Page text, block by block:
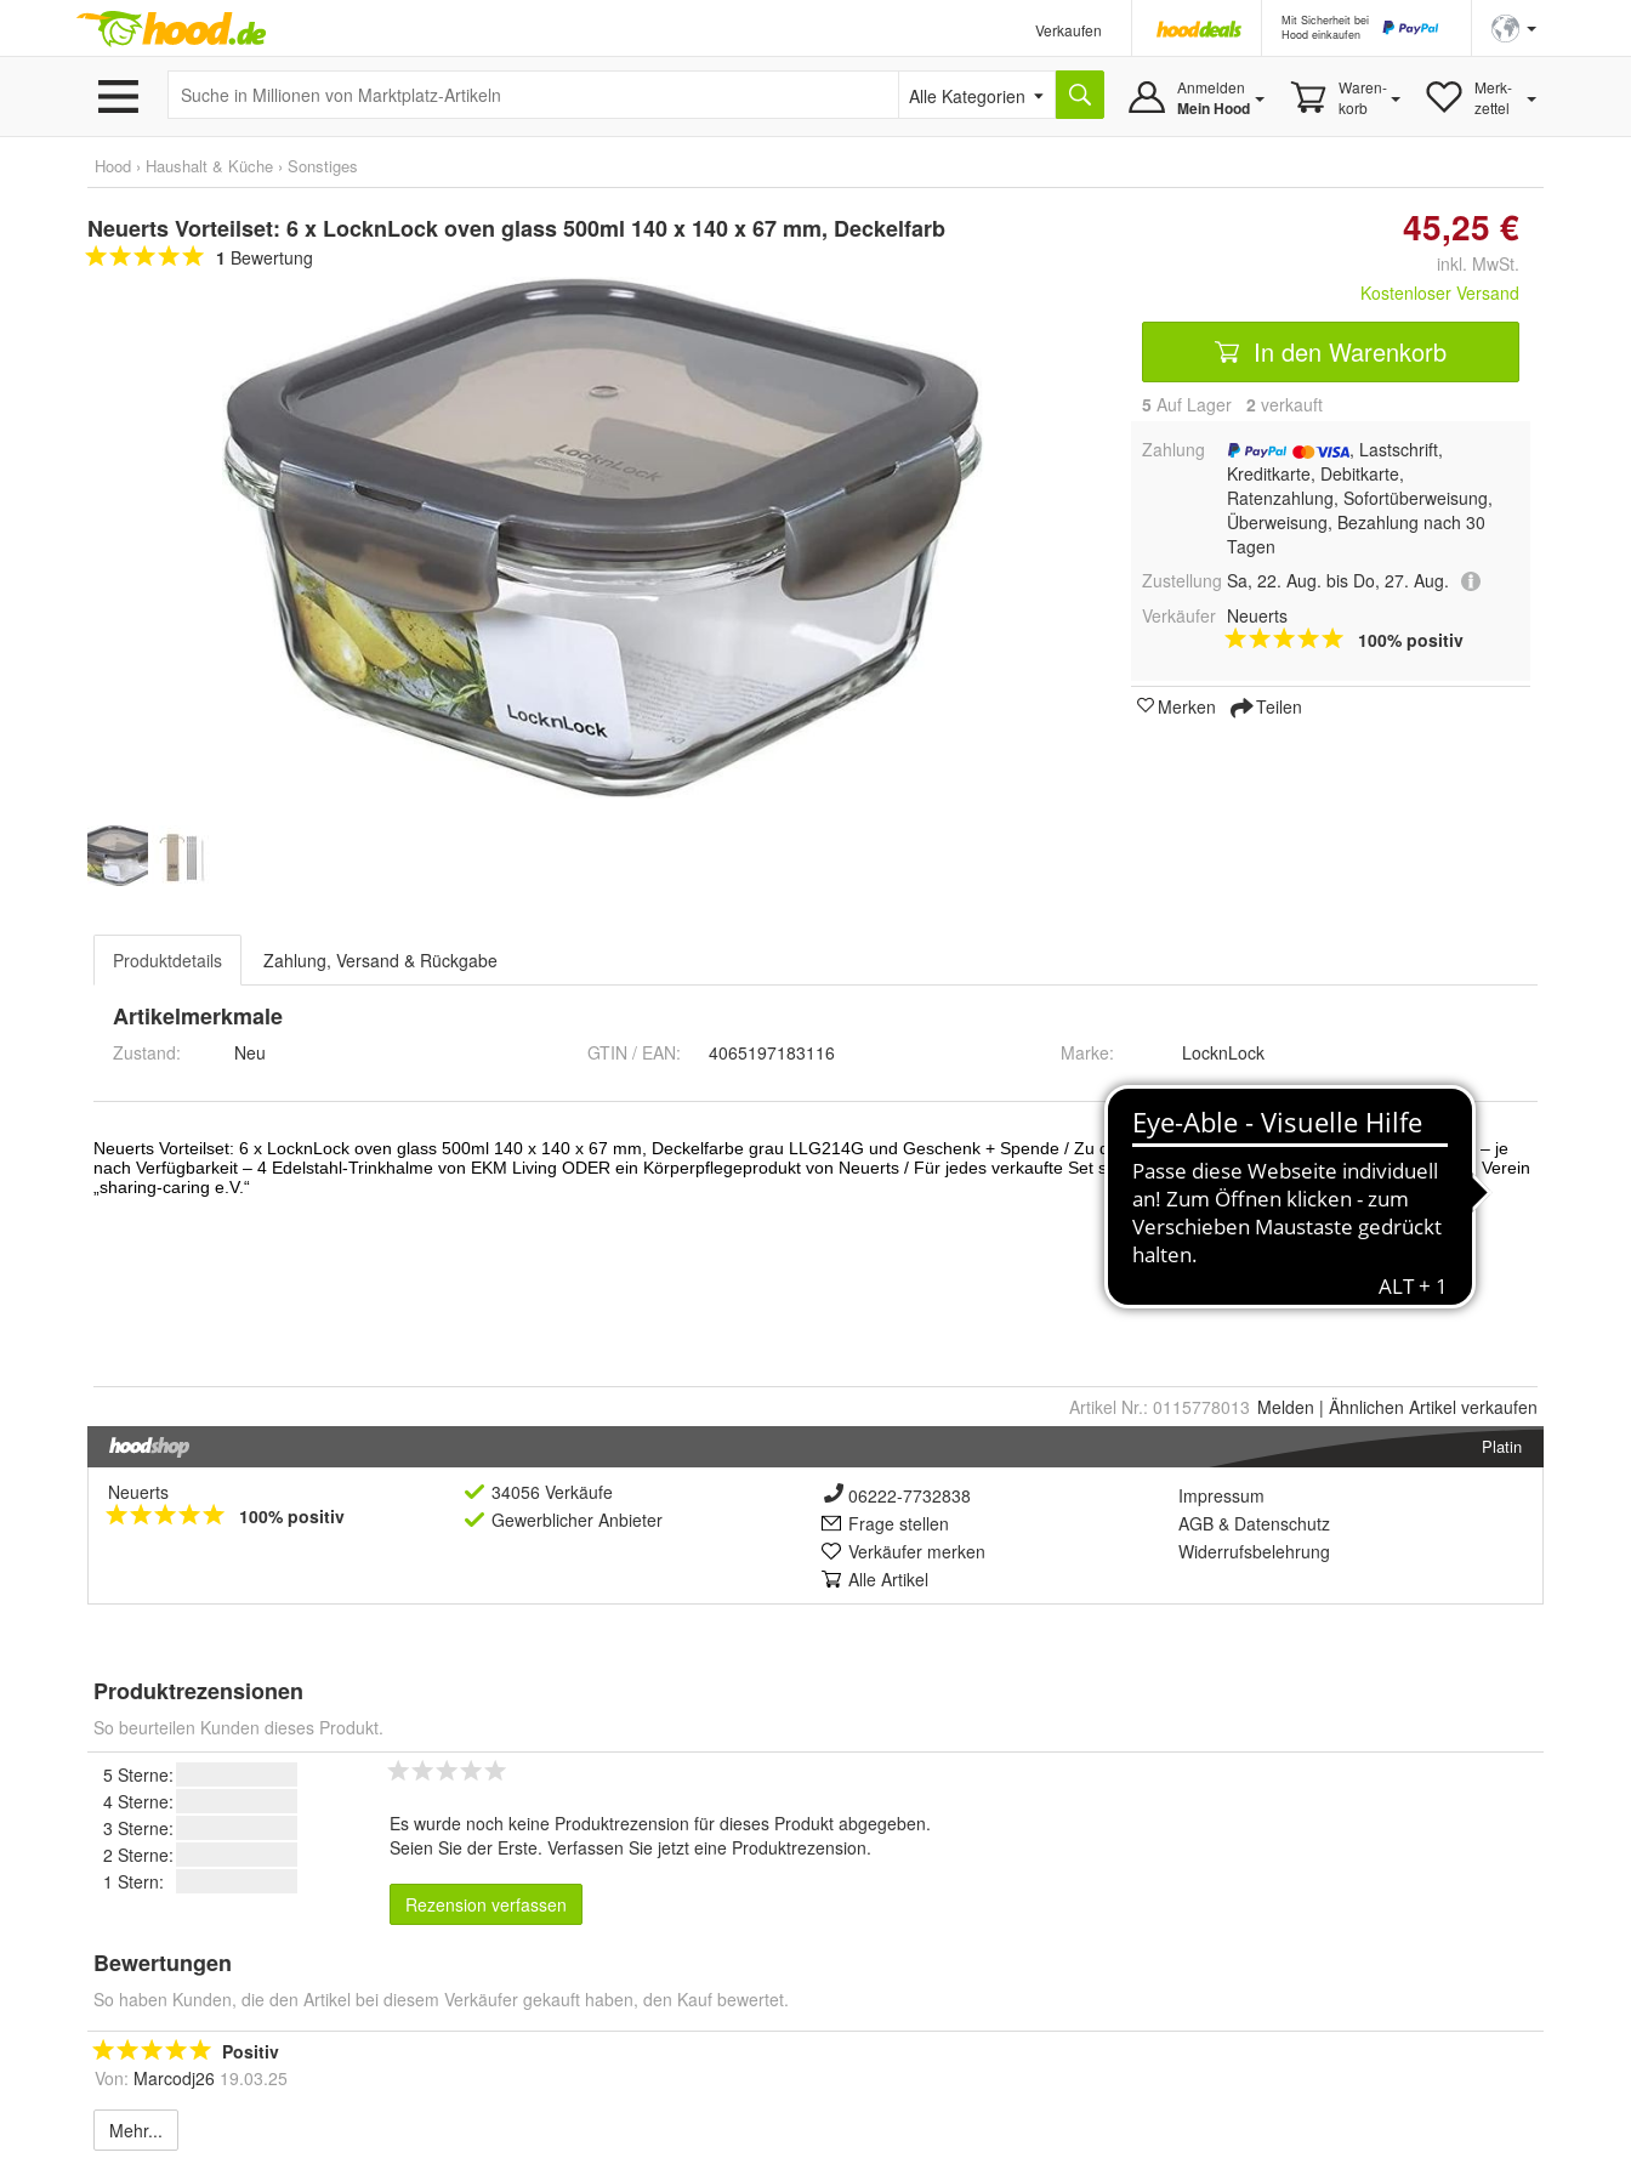
Verkaufen
Mit Sicherheit bei
Hood einkaufen
Alle Kategorien Anmelden
Mein Hood
Waren-
korb
Merk-
zettel
Hood › Haushalt & Küche › Sonstiges
Neuerts Vorteilset: 6 x LocknLock oven glass 500ml 140 x 140 x 67 mm, Deckelfarb
1 Bewertung
45,25 €
inkl. MwSt.
Kostenloser Versand
In den Warenkorb
5 Auf Lager 2 verkauft
Zahlung
, Lastschrift,
Kreditkarte, Debitkarte,
Ratenzahlung, Sofortüberweisung,
Überweisung, Bezahlung nach 30
Tagen
Zustellung Sa, 22. Aug. bis Do, 27. Aug.
Verkäufer Neuerts
100% positiv
Merken Teilen
Produktdetails Zahlung, Versand & Rückgabe
Artikelmerkmale
Zustand: Neu GTIN / EAN: 4065197183116 Marke: LocknLock
Artikel Nr.: 0115778013 Melden | Ähnlichen Artikel verkaufen
Platin
Neuerts
100% positiv
34056 Verkäufe
Gewerblicher Anbieter
06222-7732838
Frage stellen
Verkäufer merken
Alle Artikel
Impressum
AGB & Datenschutz
Widerrufsbelehrung
Produktrezensionen
So beurteilen Kunden dieses Produkt.
5 Sterne:
4 Sterne:
3 Sterne:
2 Sterne:
1 Stern:
Es wurde noch keine Produktrezension für dieses Produkt abgegeben.
Seien Sie der Erste. Verfassen Sie jetzt eine Produktrezension.
Rezension verfassen
Bewertungen
So haben Kunden, die den Artikel bei diesem Verkäufer gekauft haben, den Kauf bewertet.
Positiv
Von: Marcodj26 19.03.25
Mehr...